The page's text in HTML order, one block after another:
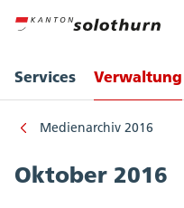
Services Verwaltung
Medienarchiv 2016
Oktober 2016